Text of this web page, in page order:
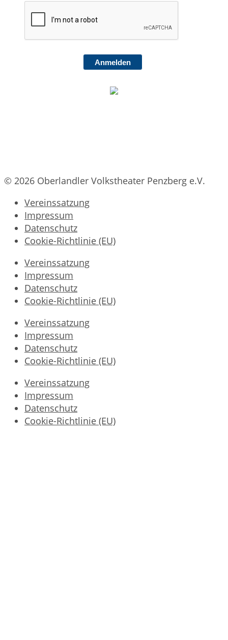
Anmelden
© 2026 Oberlandler Volkstheater Penzberg e.V.
Vereinssatzung
Impressum
Datenschutz
Cookie-Richtlinie (EU)
Vereinssatzung
Impressum
Datenschutz
Cookie-Richtlinie (EU)
Vereinssatzung
Impressum
Datenschutz
Cookie-Richtlinie (EU)
Vereinssatzung
Impressum
Datenschutz
Cookie-Richtlinie (EU)